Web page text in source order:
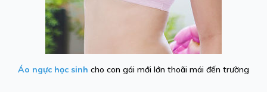
Áo ngực học sinh cho con gái mới lớn thoãi mái đến trường